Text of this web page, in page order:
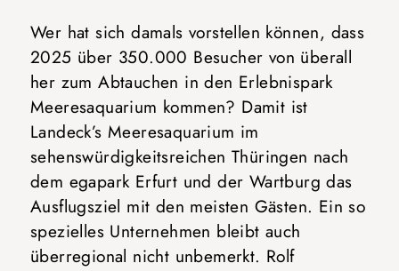
Wer hat sich damals vorstellen können, dass
2025 über 350.000 Besucher von überall
her zum Abtauchen in den Erlebnispark
Meeresaquarium kommen? Damit ist
Landeck’s Meeresaquarium im
sehenswürdigkeitsreichen Thüringen nach
dem egapark Erfurt und der Wartburg das
Ausflugsziel mit den meisten Gästen. Ein so
spezielles Unternehmen bleibt auch
überregional nicht unbemerkt. Rolf